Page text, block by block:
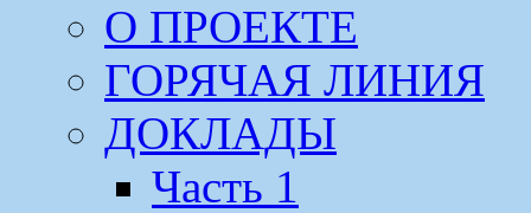
О ПРОЕКТЕ
ГОРЯЧАЯ ЛИНИЯ
ДОКЛАДЫ
Часть 1